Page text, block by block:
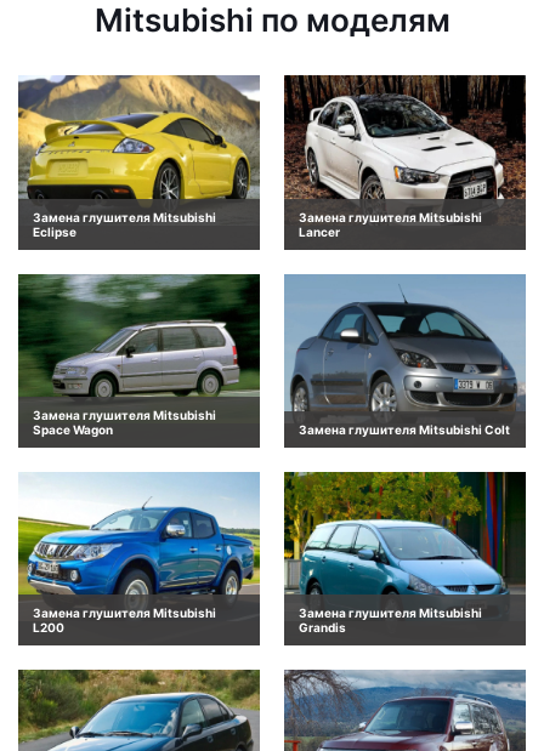
Mitsubishi по моделям
Замена глушителя Mitsubishi
Eclipse
Замена глушителя Mitsubishi
Lancer
Замена глушителя Mitsubishi
Space Wagon
Замена глушителя Mitsubishi Colt
Замена глушителя Mitsubishi
L200
Замена глушителя Mitsubishi
Grandis